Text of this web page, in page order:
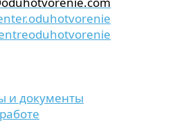
и документы